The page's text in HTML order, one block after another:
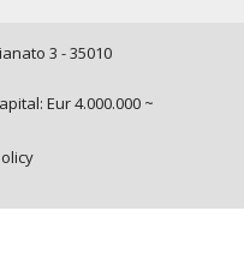
3 - 35010
Eur 4.000.000 ~